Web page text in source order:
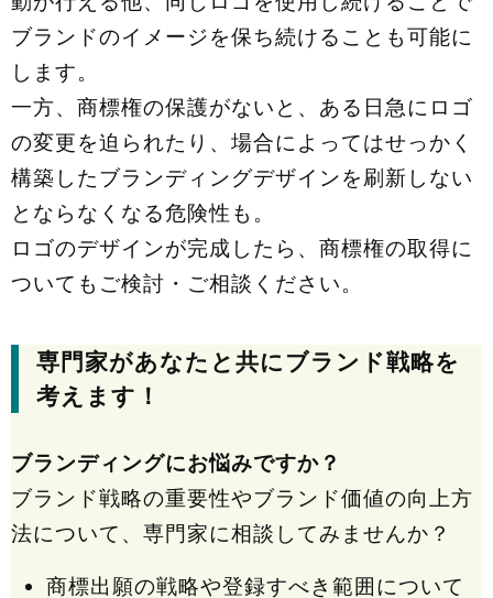
ブランドのイメージを保ち続けることも可能に
します。
一方、商標権の保護がないと、ある日急にロゴ
の変更を迫られたり、場合によってはせっかく
構築したブランディングデザインを刷新しない
とならなくなる危険性も。
ロゴのデザインが完成したら、商標権の取得に
ついてもご検討・ご相談ください。
専門家があなたと共にブランド戦略を
考えます！
ブランディングにお悩みですか？
ブランド戦略の重要性やブランド価値の向上方
法について、専門家に相談してみませんか？
商標出願の戦略や登録すべき範囲について